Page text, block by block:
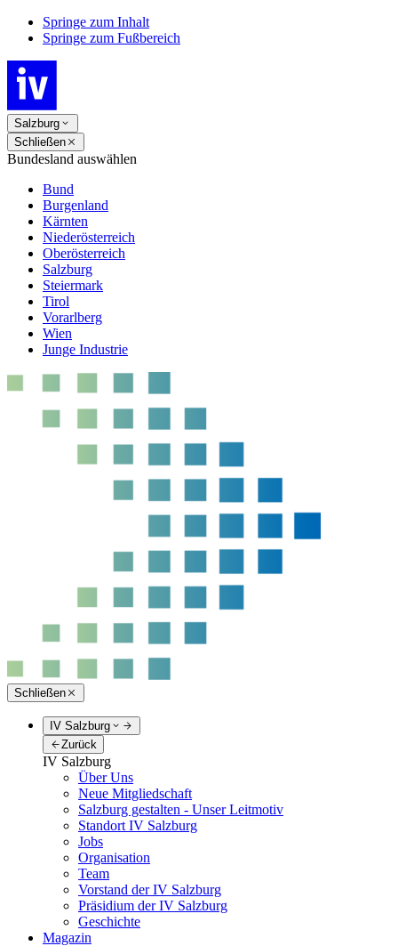
Springe zum Inhalt
Springe zum Fußbereich
Salzburg
Schließen
Bundesland auswählen
Bund
Burgenland
Kärnten
Niederösterreich
Oberösterreich
Salzburg
Steiermark
Tirol
Vorarlberg
Wien
Junge Industrie
Schließen
IV Salzburg
Zurück
IV Salzburg
Über Uns
Neue Mitgliedschaft
Salzburg gestalten - Unser Leitmotiv
Standort IV Salzburg
Jobs
Organisation
Team
Vorstand der IV Salzburg
Präsidium der IV Salzburg
Geschichte
Magazin